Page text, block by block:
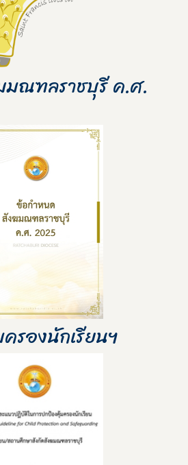
ณฑลราชบุรี ค.ศ.
รองนักเรียนฯ